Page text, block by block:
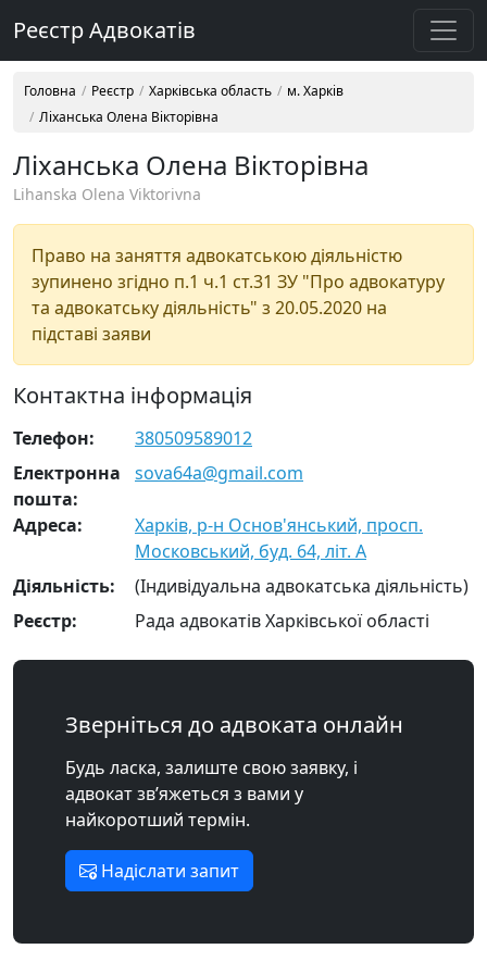
Реєстр Адвокатів
Головна Реєстр Харківська область
м. Харків
Ліханська Олена Вікторівна
Ліханська Олена Вікторівна
Lihanska Olena Viktorivna
Право на заняття адвокатською діяльністю
зупинено згідно п.1 ч.1 ст.31 ЗУ "Про адвокатуру
та адвокатську діяльність" з 20.05.2020 на
підставі заяви
Контактна інформація
Телефон:
380509589012
Електронна
пошта:
sova64a@gmail.com
Адреса:
Харків, р-н Основ'янський, просп.
Московський, буд. 64, літ. А
Діяльність:
(Індивідуальна адвокатська діяльність)
Реєстр:
Рада адвокатів Харківської області
Зверніться до адвоката онлайн
Будь ласка, залиште свою заявку, і
адвокат зв’яжеться з вами у
найкоротший термін.
Надіслати запит